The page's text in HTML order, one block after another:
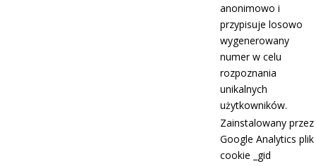
anonimowo i
przypisuje losowo
wygenerowany
numer w celu
rozpoznania
unikalnych
użytkowników.
Zainstalowany przez
Google Analytics plik
cookie _gid